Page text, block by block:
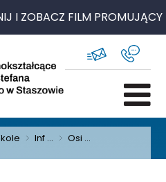
I ZOBACZ FILM PROMUJĄCY
> Inf ... > Osi ...